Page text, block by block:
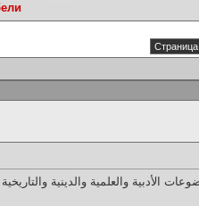
والعلمية والدينية والتاريخية